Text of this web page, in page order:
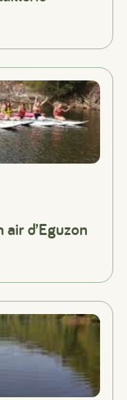
d’Eguzon